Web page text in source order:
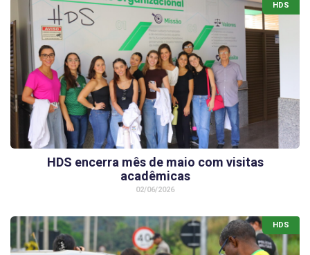
HDS
HDS encerra mês de maio com visitas
acadêmicas
02/06/2026
HDS